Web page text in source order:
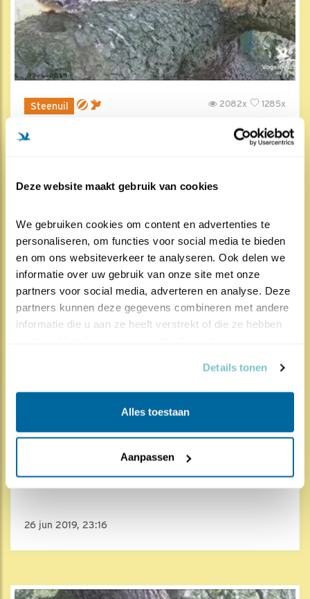
Deze website maakt gebruik van cookies
We gebruiken cookies om content en advertenties te
personaliseren, om functies voor social media te bieden
en om ons websiteverkeer te analyseren. Ook delen we
informatie over uw gebruik van onze site met onze
partners voor social media, adverteren en analyse. Deze
partners kunnen deze gegevens combineren met andere
informatie die u aan ze heeft verstrekt of die ze hebben
Details tonen
Alles toestaan
Aanpassen
Steenuil 1285x
2082x
Jongen actief voor de kast
Muis met omwegen
26 jun 2019, 23:16